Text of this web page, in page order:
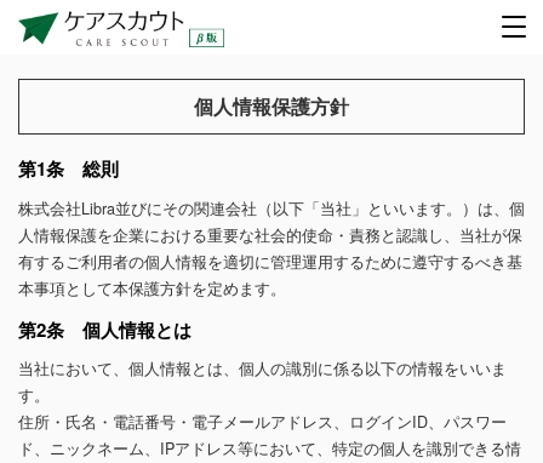
個人情報保護方針
第1条 総則
株式会社Libra並びにその関連会社（以下「当社」といいます。）は、個
人情報保護を企業における重要な社会的使命・責務と認識し、当社が保
有するご利用者の個人情報を適切に管理運用するために遵守するべき基
本事項として本保護方針を定めます。
第2条 個人情報とは
当社において、個人情報とは、個人の識別に係る以下の情報をいいま
す。
住所・氏名・電話番号・電子メールアドレス、ログインID、パスワー
ド、ニックネーム、IPアドレス等において、特定の個人を識別できる情